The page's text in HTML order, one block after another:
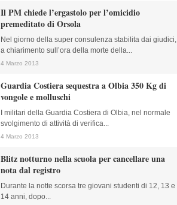
Il PM chiede l’ergastolo per l’omicidio
premeditato di Orsola
Nel giorno della super consulenza stabilita dai giudici,
a chiarimento sull’ora della morte della...
4 Marzo 2013
Guardia Costiera sequestra a Olbia 350 Kg di
vongole e molluschi
I militari della Guardia Costiera di Olbia, nel normale
svolgimento di attività di verifica...
4 Marzo 2013
Blitz notturno nella scuola per cancellare una
nota dal registro
Durante la notte scorsa tre giovani studenti di 12, 13 e
14 anni, dopo...